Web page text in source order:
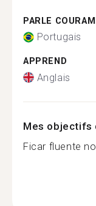
PARLE
Portugais
APPREND
Anglais
Mes objectifs
Ficar fluente